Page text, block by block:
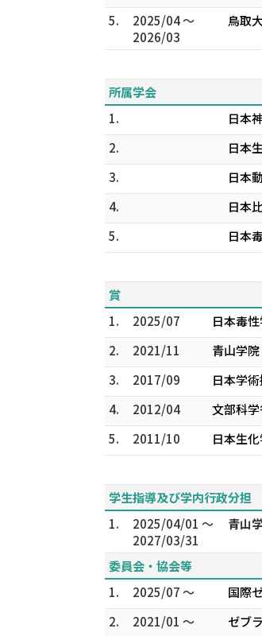
5.
2025/04 ～
2026/03
鳥取
所属学会
1.
日本
2.
日本
3.
日本
4.
日本
5.
日本
賞
1.
2025/07
日本毒
2.
2021/11
青山学
3.
2017/09
日本学
4.
2012/04
文部科
5.
2011/10
日本生
学生指導及び学内行政分担
1.
2025/04/01 ～
2027/03/31
青山
委員会・協会等
1.
2025/07 ～
国際
2.
2021/01 ～ ゼブ